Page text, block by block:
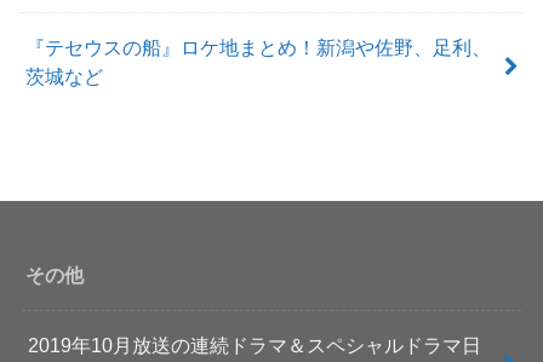
『テセウスの船』ロケ地まとめ！新潟や佐野、足利、
茨城など
その他
2019年10月放送の連続ドラマ＆スペシャルドラマ日